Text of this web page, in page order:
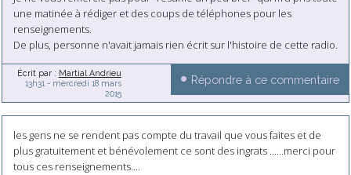
une matinée à rédiger et des coups de téléphones pour les
renseignements.
De plus, personne n'avait jamais rien écrit sur l'histoire de cette radio.
Écrit par : Martial Andrieu
13h31 - mercredi 18 mars
2015
Répondre à ce commentaire
les gens ne se rendent pas compte du travail que vous faites et de
plus gratuitement et bénévolement ce sont des ingrats ......merci pour
tous ces renseignements....